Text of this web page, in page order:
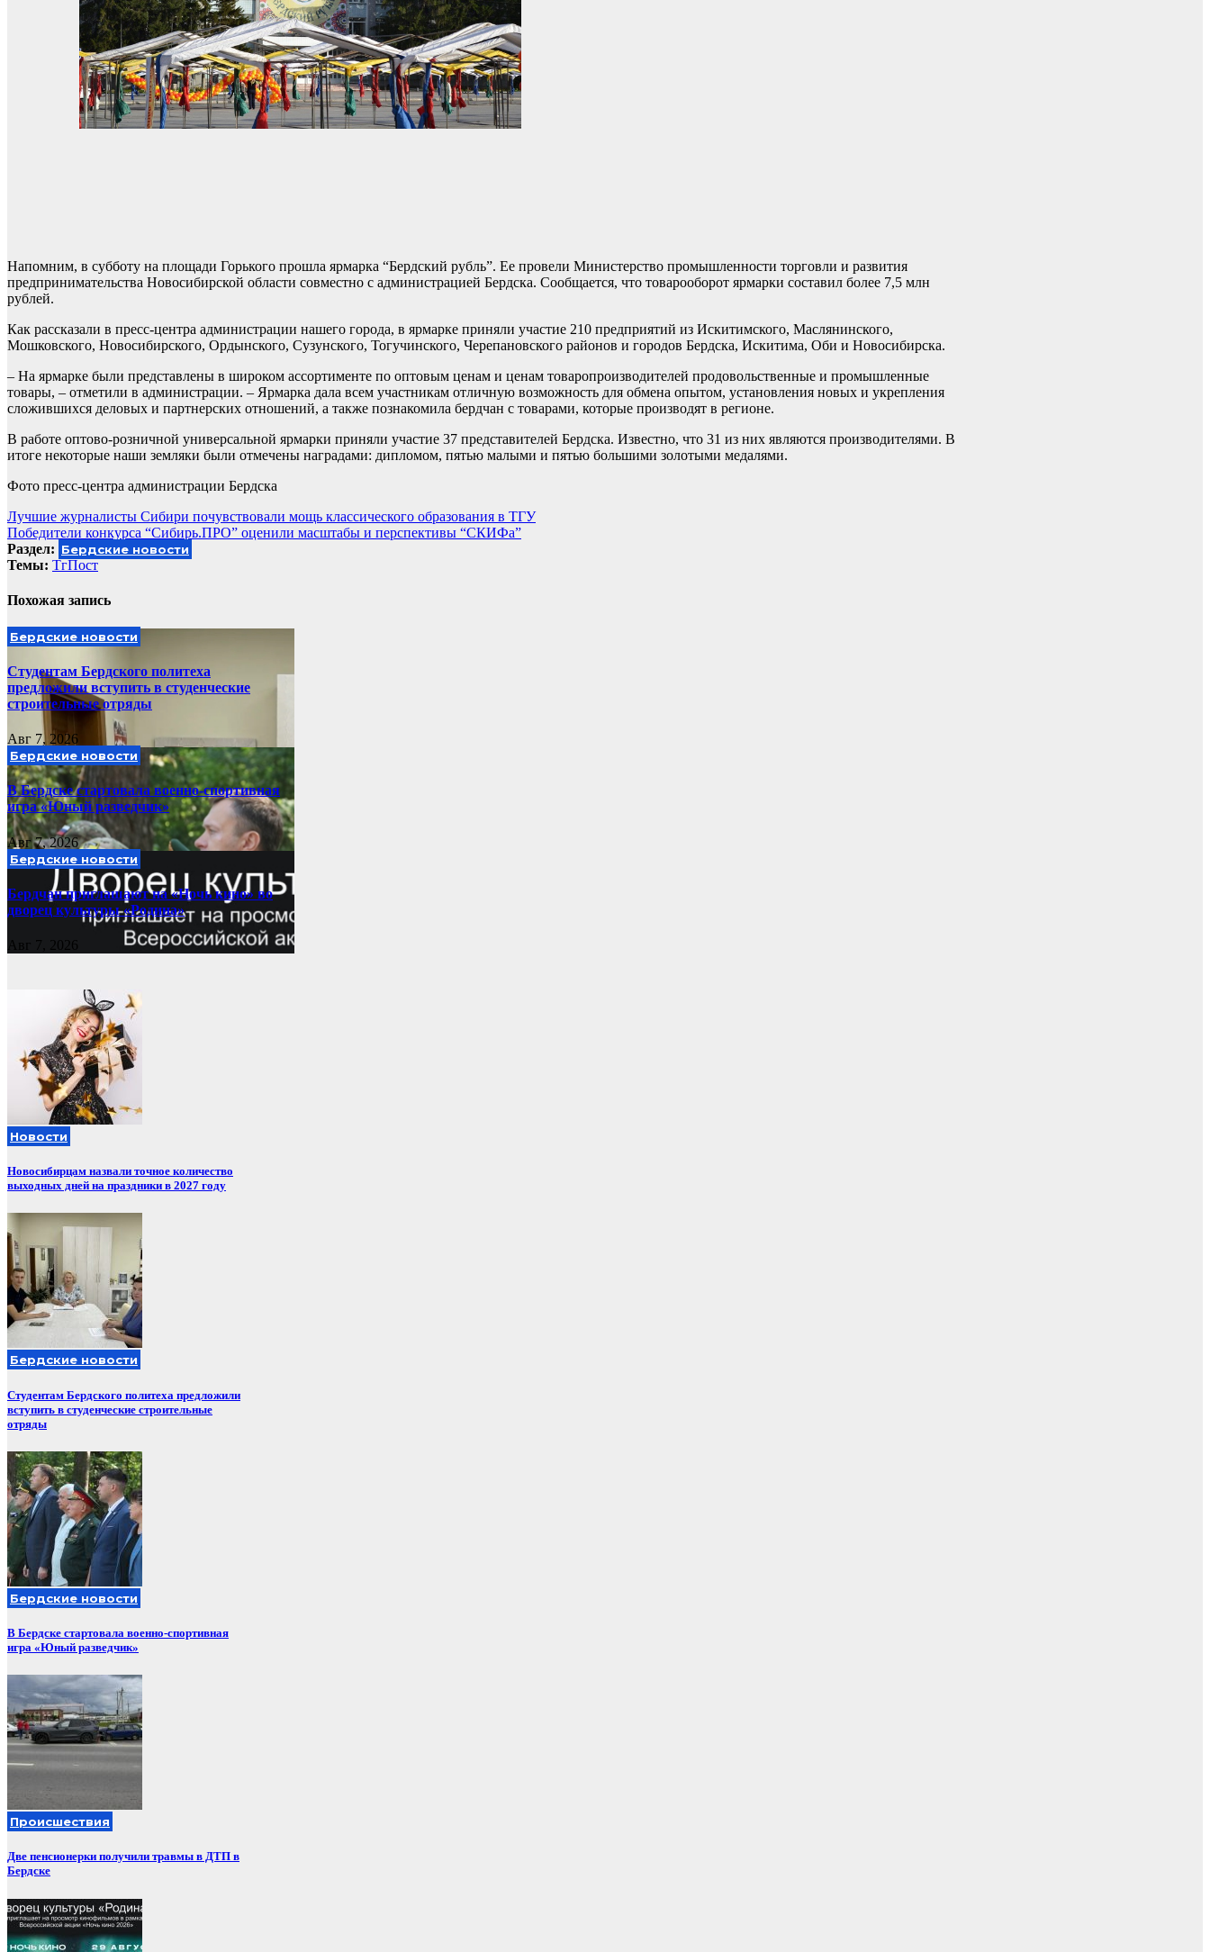
Напомним, в субботу на площади Горького прошла ярмарка “Бердский рубль”. Ее провели Министерство промышленности торговли и развития
предпринимательства Новосибирской области совместно с администрацией Бердска. Сообщается, что товарооборот ярмарки составил более 7,5 млн
рублей.
Как рассказали в пресс-центра администрации нашего города, в ярмарке приняли участие 210 предприятий из Искитимского, Маслянинского,
Мошковского, Новосибирского, Ордынского, Сузунского, Тогучинского, Черепановского районов и городов Бердска, Искитима, Оби и Новосибирска.
– На ярмарке были представлены в широком ассортименте по оптовым ценам и ценам товаропроизводителей продовольственные и промышленные
товары, – отметили в администрации. – Ярмарка дала всем участникам отличную возможность для обмена опытом, установления новых и укрепления
сложившихся деловых и партнерских отношений, а также познакомила бердчан с товарами, которые производят в регионе.
В работе оптово-розничной универсальной ярмарки приняли участие 37 представителей Бердска. Известно, что 31 из них являются производителями. В
итоге некоторые наши земляки были отмечены наградами: дипломом, пятью малыми и пятью большими золотыми медалями.
Фото пресс-центра администрации Бердска
Навигация
по
записям
Лучшие журналисты Сибири почувствовали мощь классического образования в ТГУ
Победители конкурса “Сибирь.ПРО” оценили масштабы и перспективы “СКИФа”
Раздел: Бердские новости
Темы: ТгПост
Похожая запись
Бердские новости
Студентам Бердского политеха
предложили вступить в студенческие
строительные отряды
Авг 7, 2026
Бердские новости
В Бердске стартовала военно-спортивная
игра «Юный разведчик»
Авг 7, 2026
Бердские новости
Бердчан приглашают на «Ночь кино» во
дворец культуры «Родина»
Авг 7, 2026
Новости
Новосибирцам назвали точное количество
выходных дней на праздники в 2027 году
Бердские новости
Студентам Бердского политеха предложили
вступить в студенческие строительные
отряды
Бердские новости
В Бердске стартовала военно-спортивная
игра «Юный разведчик»
Происшествия
Две пенсионерки получили травмы в ДТП в
Бердске